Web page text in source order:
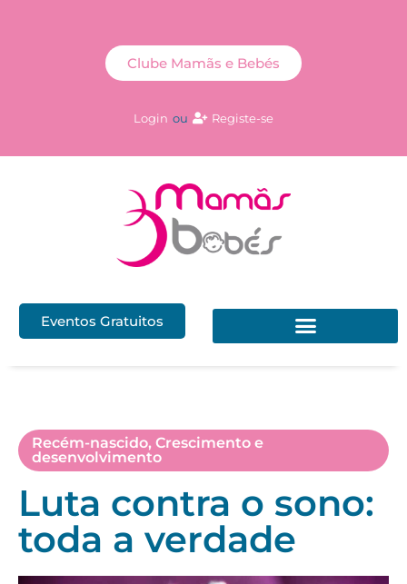
Login ou Registe-se
Clube Mamãs e Bebés
Eventos Gratuitos
Recém-nascido, Crescimento e
desenvolvimento
Luta contra o sono:
toda a verdade